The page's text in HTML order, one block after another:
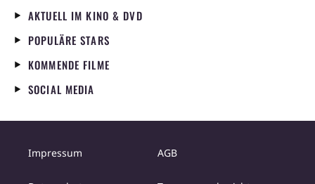
AKTUELL IM KINO & DVD
POPULÄRE STARS
KOMMENDE FILME
SOCIAL MEDIA
Impressum AGB